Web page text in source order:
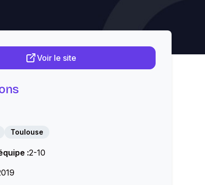
Voir le site
Toulouse
:2-10